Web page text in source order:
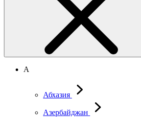
А
Абхазия
Азербайджан